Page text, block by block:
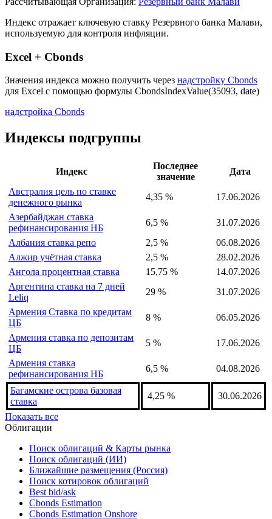
Описание индекса
Страна: Малави
Индекс отражает ключевую ставку Резервного банка Малави,
используемую для контроля инфляции.
Excel + Cbonds
для Excel с помощью формулы
Индексы подгруппы
Индекс
значение
Австралия цель по ставке
денежного рынка
4,35 %
17.06.2026
Азербайджан ставка
рефинансирования НБ
6,5 %
Албания ставка репо
Алжир учётная ставка
Ангола процентная ставка
15,75 %
14.07.2026
Аргентина ставка на 7 дней
Leliq
Армения Ставка по кредитам
ЦБ
Армения ставка по депозитам
ЦБ
5 %
17.06.2026
Армения ставка
рефинансирования НБ
6,5 % 04.08.2026
Багамские острова базовая
ставка
Показать все
Облигации
Поиск облигаций & Карты рынка
Поиск облигаций (ИИ)
Ближайшие размещения (Россия)